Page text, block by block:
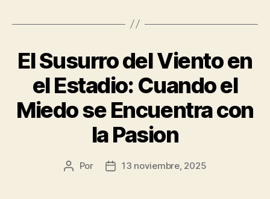
El Susurro del Viento en
el Estadio: Cuando el
Miedo se Encuentra con
la Pasion
Autor
Por
Fecha13 noviembre, 2025